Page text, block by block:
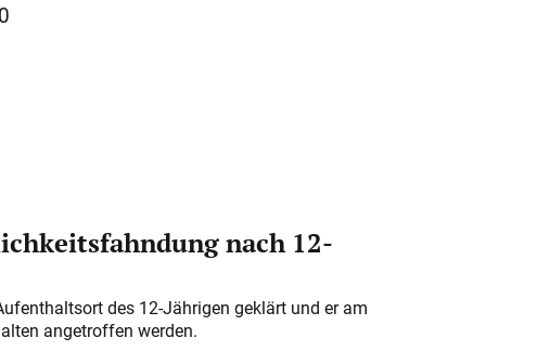
nach 12-
des 12-Jährigen geklärt und er am
angetroffen werden.